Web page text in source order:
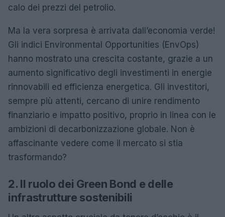
calo dei prezzi del petrolio.
Ma la vera sorpresa è arrivata dall’economia verde!
Gli indici Environmental Opportunities (EnvOps)
hanno mostrato una crescita costante, grazie a un
aumento significativo degli investimenti in energie
rinnovabili ed efficienza energetica. Gli investitori,
sempre più attenti, cercano di unire rendimento
finanziario e impatto positivo, proprio in linea con le
ambizioni di decarbonizzazione globale. Non è
affascinante vedere come il mercato si stia
trasformando?
2. Il ruolo dei Green Bond e delle
infrastrutture sostenibili